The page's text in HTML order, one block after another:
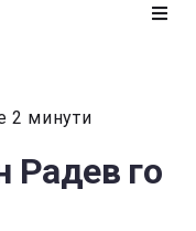
2 минути
Радев го